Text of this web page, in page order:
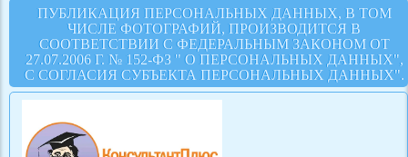
ПУБЛИКАЦИЯ ПЕРСОНАЛЬНЫХ ДАННЫХ, В ТОМ
ЧИСЛЕ ФОТОГРАФИЙ, ПРОИЗВОДИТСЯ В
СООТВЕТСТВИИ С ФЕДЕРАЛЬНЫМ ЗАКОНОМ ОТ
27.07.2006 Г. № 152-ФЗ " О ПЕРСОНАЛЬНЫХ ДАННЫХ",
С СОГЛАСИЯ СУБЪЕКТА ПЕРСОНАЛЬНЫХ ДАННЫХ".